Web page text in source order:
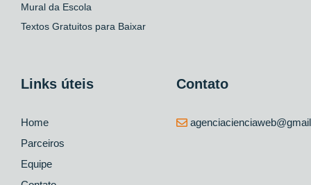
Mural da Escola
Textos Gratuitos para Baixar
Links úteis
Home
Parceiros
Equipe
Contato